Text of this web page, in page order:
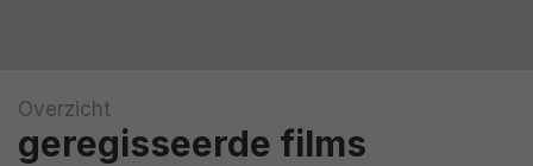
Overzicht
geregisseerde films